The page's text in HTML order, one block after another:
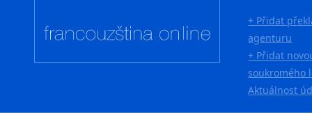
+ Přidat
agenturu
+ Přidat
soukromého
Aktuálnost